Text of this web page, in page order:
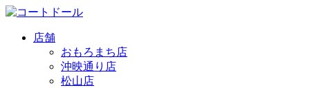
店舗
おもろまち店
沖映通り店
松山店